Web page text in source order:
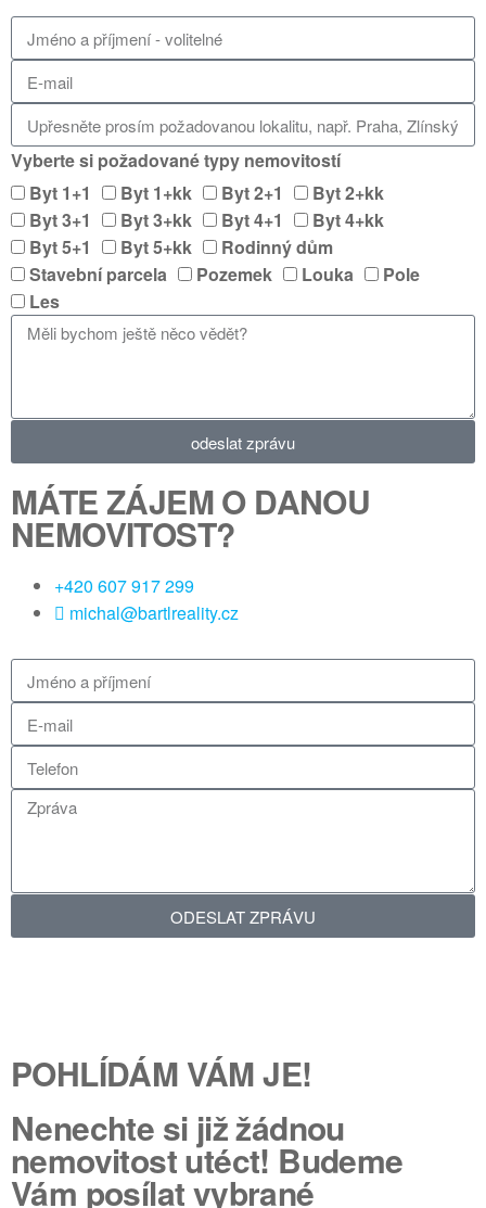
Vyberte si požadované typy nemovitostí
Byt 1+1
Byt 1+kk Byt 2+1
Byt 2+kk
Byt 3+1
Byt 3+kk Byt 4+1
Byt 4+kk
Byt 5+1
Byt 5+kk
Rodinný dům
Stavební parcela
Pozemek Louka
Pole
Les
odeslat zprávu
MÁTE ZÁJEM O DANOU
NEMOVITOST?
+420 607 917 299
michal@bartlreality.cz
ODESLAT ZPRÁVU
POHLÍDÁM VÁM JE!
Nenechte si již žádnou
nemovitost utéct! Budeme
Vám posílat vybrané